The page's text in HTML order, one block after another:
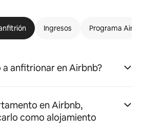
Ingresos Programa
anfitrionar en Airbnb?
en Airbnb,
como alojamiento